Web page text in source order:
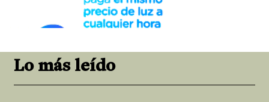
Lo más leído